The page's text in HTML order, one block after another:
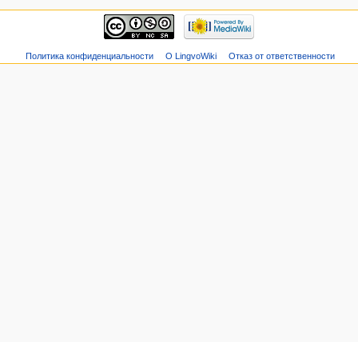
Политика конфиденциальности О LingvoWiki Отказ от ответственности